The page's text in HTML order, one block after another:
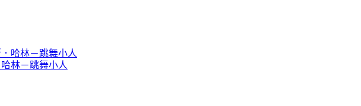
林－跳舞小人